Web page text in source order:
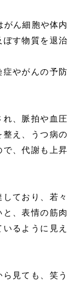
がん細胞や体内
す物質を退治
やがんの予防
、脈拍や血圧
え、うつ病の
、代謝も上昇
ており、若々
、表情の筋肉
るように見え
見ても、笑う